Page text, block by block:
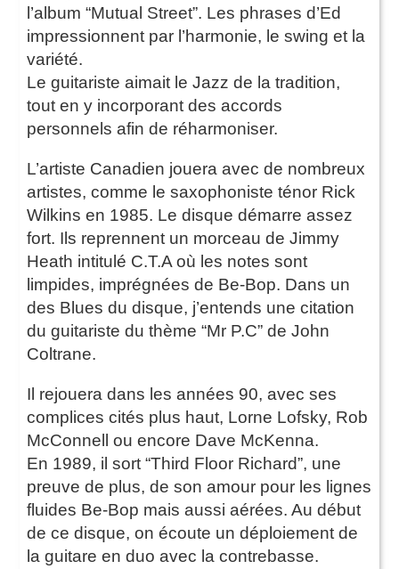
l’album “Mutual Street”. Les phrases d’Ed
impressionnent par l’harmonie, le swing et la
variété.
Le guitariste aimait le Jazz de la tradition,
tout en y incorporant des accords
personnels afin de réharmoniser.
L’artiste Canadien jouera avec de nombreux
artistes, comme le saxophoniste ténor Rick
Wilkins en 1985. Le disque démarre assez
fort. Ils reprennent un morceau de Jimmy
Heath intitulé C.T.A où les notes sont
limpides, imprégnées de Be-Bop. Dans un
des Blues du disque, j’entends une citation
du guitariste du thème “Mr P.C” de John
Coltrane.
Il rejouera dans les années 90, avec ses
complices cités plus haut, Lorne Lofsky, Rob
McConnell ou encore Dave McKenna.
En 1989, il sort “Third Floor Richard”, une
preuve de plus, de son amour pour les lignes
fluides Be-Bop mais aussi aérées. Au début
de ce disque, on écoute un déploiement de
la guitare en duo avec la contrebasse.